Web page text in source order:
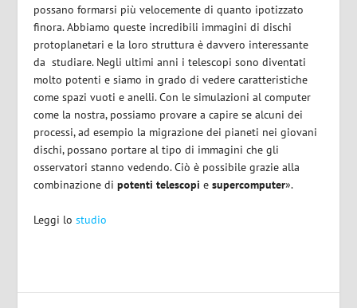
possano formarsi più velocemente di quanto ipotizzato
finora. Abbiamo queste incredibili immagini di dischi
protoplanetari e la loro struttura è davvero interessante
da studiare. Negli ultimi anni i telescopi sono diventati
molto potenti e siamo in grado di vedere caratteristiche
come spazi vuoti e anelli. Con le simulazioni al computer
come la nostra, possiamo provare a capire se alcuni dei
processi, ad esempio la migrazione dei pianeti nei giovani
dischi, possano portare al tipo di immagini che gli
osservatori stanno vedendo. Ciò è possibile grazie alla
combinazione di potenti telescopi esupercomputer».
Leggi lostudio